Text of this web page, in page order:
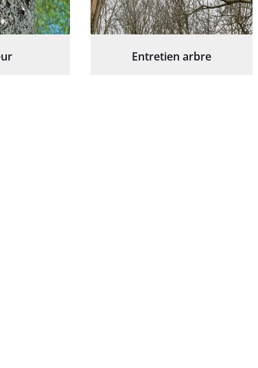
Entretien arbre